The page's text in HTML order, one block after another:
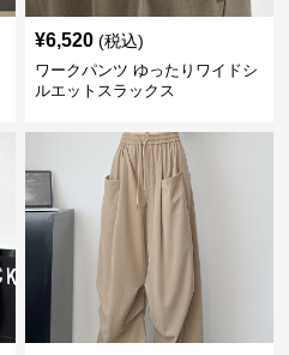
¥6,520 (税込)
ワークパンツ ゆったりワイドシ
ルエットスラックス